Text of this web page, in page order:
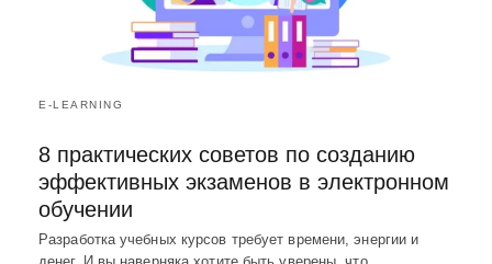
E-LEARNING
8 практических советов по созданию
эффективных экзаменов в электронном
обучении
Разработка учебных курсов требует времени, энергии и